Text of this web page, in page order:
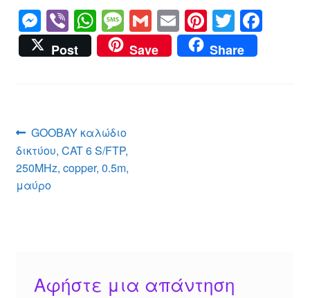
M
e
ss
g
er
Vi
b
er
W
h
at
p
p
M
e
ss
e
G
m
ail
E
m
ail
Pi
nt
er
T
wi
tt
F
Post Save Share
Πλοήγηση
άρθρων
Προηγούμενο
άρθρο:
GOOBAY καλώδιο
δικτύου, CAT 6 S/FTP,
250MHz, copper, 0.5m,
μαύρο
Αφήστε μια απάντηση